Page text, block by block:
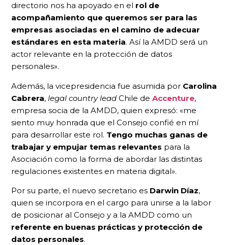
directorio nos ha apoyado en el rol de
acompañamiento que queremos ser para las
empresas asociadas en el camino de adecuar
estándares en esta materia. Así la AMDD será un
actor relevante en la protección de datos
personales».
Además, la vicepresidencia fue asumida por Carolina
Cabrera, legal country lead Chile de Accenture,
empresa socia de la AMDD, quien expresó: «me
siento muy honrada que el Consejo confié en mí
para desarrollar este rol. Tengo muchas ganas de
trabajar y empujar temas relevantes para la
Asociación como la forma de abordar las distintas
regulaciones existentes en materia digital».
Por su parte, el nuevo secretario es Darwin Díaz,
quien se incorpora en el cargo para unirse a la labor
de posicionar al Consejo y a la AMDD como un
referente en buenas prácticas y protección de
datos personales.